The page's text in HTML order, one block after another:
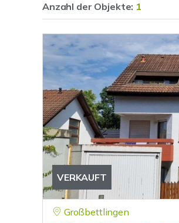
Anzahl der Objekte: 1
VERKAUFT
Großbettlingen